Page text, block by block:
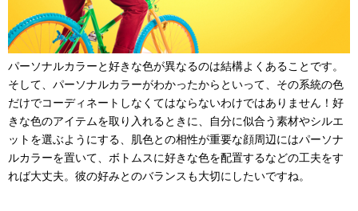
パーソナルカラーと好きな色が異なるのは結構よくあることです。
そして、パーソナルカラーがわかったからといって、その系統の色
だけでコーディネートしなくてはならないわけではありません！好
きな色のアイテムを取り入れるときに、自分に似合う素材やシルエ
ットを選ぶようにする、肌色との相性が重要な顔周辺にはパーソナ
ルカラーを置いて、ボトムスに好きな色を配置するなどの工夫をす
れば大丈夫。彼の好みとのバランスも大切にしたいですね。